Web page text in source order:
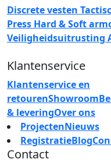
Discrete vesten
Press Hard & Soft
Veiligheidsuitrusting
Klantenservice
Klantenservice en
retourenShowroom
& leveringOver ons
ProjectenNieuws
RegistratieBlog
Contact